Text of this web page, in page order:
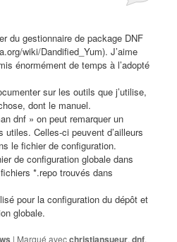
du gestionnaire de package DNF
wiki/Dandified_Yum). J’aime
énormément de temps à l’adopté
sur les outils que j’utilise,
dont le manuel.
dnf » on peut remarquer un
utiles. Celles-ci peuvent d’ailleurs
le fichier de configuration.
de configuration globale dans
*.repo trouvés dans
pour la configuration du dépôt et
globale.
| Marqué avecchristiansueur,dnf,